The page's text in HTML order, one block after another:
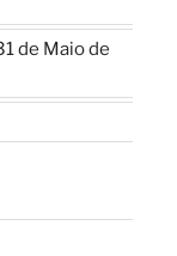
de Maio de